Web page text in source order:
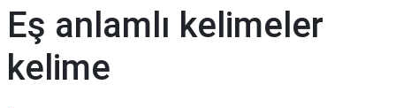
Eş anlamlı kelimeler
kelime